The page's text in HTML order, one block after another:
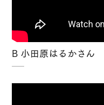
B 小田原はるかさん